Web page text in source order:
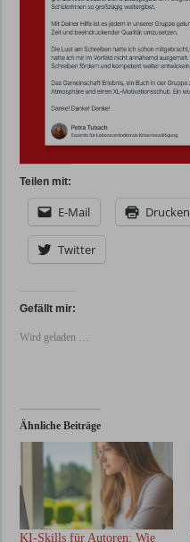
Teilen mit:
E-Mail Drucken
Twitter
Gefällt mir:
Wird geladen …
Ähnliche Beiträge
KI-Skills für Autoren: Wie